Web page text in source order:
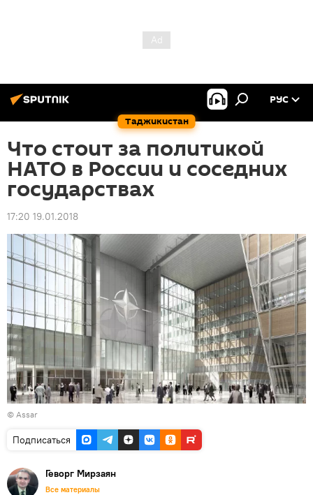
Таджикистан
РУС
Что стоит за политикой
НАТО в России и соседних
государствах
17:20 19.01.2018
© Assar
Подписаться
Геворг Мирзаян
Все материалы